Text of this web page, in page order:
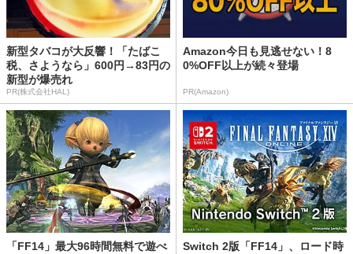
新型タバコが大反響！「たばこ
税、さようなら」600円→83円の
新型が爆売れ
PR(株式会社HAL)
Amazon今日も見逃せない！8
0%OFF以上が続々登場
PR(Amazon)
「FF14」最大96時間無料で遊べ Switch 2版「FF14」、ロード時